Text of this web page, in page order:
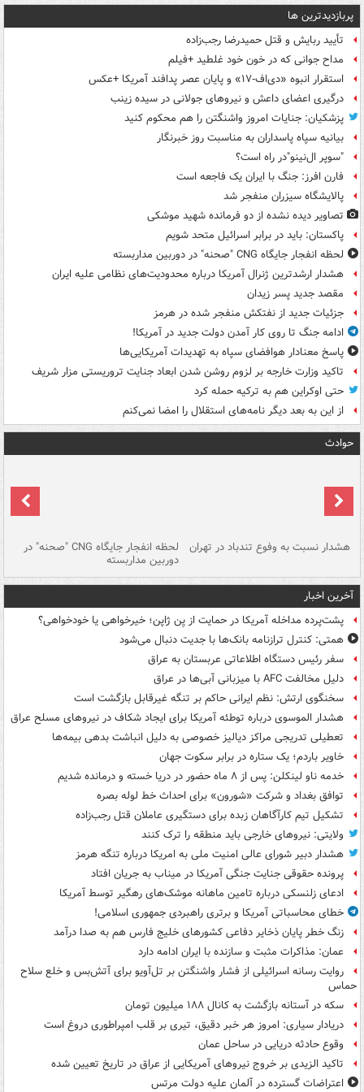
پربازدیدترین ها
تأیید ربایش و قتل حمیدرضا رجب‌زاده
مداح جوانی که در خون خود غلطید +فیلم
استقرار انبوه «دی‌اف‑۱۷» و پایان عصر پدافند آمریکا +عکس
درگیری اعضای داعش و نیروهای جولانی در سیده زینب
پزشکیان: جنایات امروز واشنگتن را هم محکوم کنید
بیانیه سپاه پاسداران به مناسبت روز خبرنگار
"سوپر ال‌نینو"در راه است؟
فارن افرز: جنگ با ایران یک فاجعه است
پالایشگاه سیزران منفجر شد
تصاویر دیده‌ نشده از دو فرمانده شهید موشکی
پاکستان: باید در برابر اسرائیل متحد شویم
لحظه انفجار جایگاه CNG "صحنه" در دوربین مداربسته
هشدار ارشدترین ژنرال آمریکا درباره محدودیت‌های نظامی علیه ایران
مقصد جدید پسر زیدان
جزئیات جدید از نفتکش منفجر شده در هرمز
ادامه جنگ تا روی کار آمدن دولت جدید در آمریکا!
پاسخ معنادار هوافضای سپاه به تهدیدات آمریکایی‌ها
تاکید وزارت خارجه بر لزوم روشن شدن ابعاد جنایت تروریستی مزار شریف
حتی اوکراین هم به ترکیه حمله کرد
از این به بعد دیگر نامه‌های استقلال را امضا نمی‌کنم
حوادث
هشدار نسبت به وفوع تندباد در تهران لحظه انفجار جایگاه CNG "صحنه" در
دوربین مداربسته
آخرین اخبار
پشت‌پرده مداخله آمریکا در حمایت از یِن ژاپن؛ خیرخواهی یا خودخواهی؟
همتی: کنترل ترازنامه بانک‌ها با جدیت دنبال می‌شود
سفر رئیس دستگاه اطلاعاتی عربستان به عراق
دلیل مخالفت AFC با میزبانی آبی‌ها در عراق
سخنگوی ارتش: نظم ایرانی حاکم بر تنگه غیرقابل بازگشت است
هشدار الموسوی درباره توطئه آمریکا برای ایجاد شکاف در نیروهای مسلح عراق
تعطیلی تدریجی مراکز دیالیز خصوصی به دلیل انباشت بدهی بیمه‌ها
خاویر باردم؛ یک ستاره در برابر سکوت جهان
خدمه ناو لینکلن: پس از ۸ ماه حضور در دریا خسته و درمانده‌ شدیم
توافق بغداد و شرکت «شورون» برای احداث خط لوله بصره
تشکیل تیم کارآگاهان زبده برای دستگیری عاملان قتل رجب‌زاده
ولایتی: نیروهای خارجی باید منطقه را ترک کنند
هشدار دبیر شورای عالی امنیت ملی به امریکا درباره تنگه هرمز
پرونده حقوقی جنایت جنگی آمریکا در میناب به جریان افتاد
ادعای زلنسکی درباره تامین ماهانه موشک‌های رهگیر توسط آمریکا
خطای محاسباتی آمریکا و برتری راهبردی جمهوری اسلامی!
زنگ خطر پایان ذخایر دفاعی کشورهای خلیج فارس هم به صدا درآمد
عمان: مذاکرات مثبت و سازنده با ایران ادامه دارد
روایت رسانه اسرائیلی از فشار واشنگتن بر تل‌آویو برای آتش‌بس و خلع سلاح
حماس
سکه در آستانه بازگشت به کانال ۱۸۸ میلیون تومان
دریادار سیاری: امروز هر خبر دقیق، تیری بر قلب امپراطوری دروغ است
وقوع حادثه دریایی در ساحل عمان
تاکید الزیدی بر خروج نیروهای آمریکایی از عراق در تاریخ تعیین شده
اعتراضات گسترده در آلمان علیه دولت مرتس